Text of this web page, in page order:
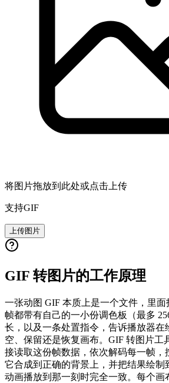
将图片拖放到此处或点击上传
支持GIF
上传图片
GIF 转图片的工作原理
一张动图 GIF 本质上是一个文件，里
帧都带有自己的一小份调色板（最多
长，以及一条处置指令，告诉播放器在
空、保留还是恢复画布。GIF 转图片工
接读取这份帧数据，依次解码每一帧，
它合成到正确的背景上，并把结果绘制
动画播放到那一刻时完全一致。每个画